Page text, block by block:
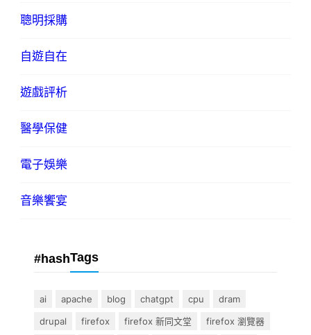
聰明採購
自遊自在
遊戲評析
醫學保健
電子娛樂
音樂饗宴
#hashTags
ai apache blog chatgpt cpu
dram
drupal
firefox firefox 新同文堂
firefox 瀏覽器